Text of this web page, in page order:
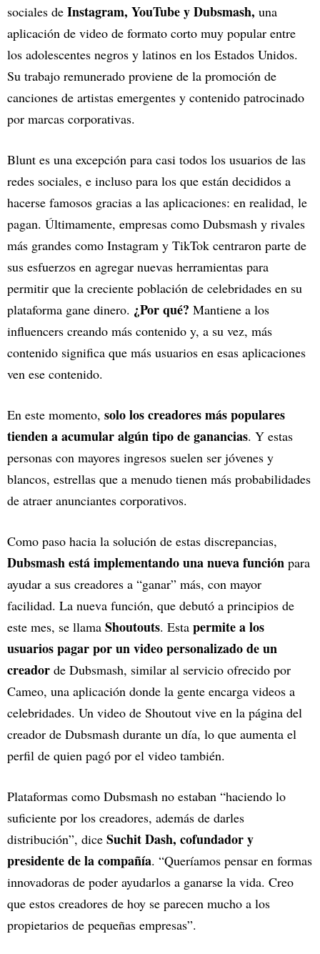
sociales de Instagram, YouTube y Dubsmash, una
aplicación de video de formato corto muy popular entre
los adolescentes negros y latinos en los Estados Unidos.
Su trabajo remunerado proviene de la promoción de
canciones de artistas emergentes y contenido patrocinado
por marcas corporativas.
Blunt es una excepción para casi todos los usuarios de las
redes sociales, e incluso para los que están decididos a
hacerse famosos gracias a las aplicaciones: en realidad, le
pagan. Últimamente, empresas como Dubsmash y rivales
más grandes como Instagram y TikTok centraron parte de
sus esfuerzos en agregar nuevas herramientas para
permitir que la creciente población de celebridades en su
plataforma gane dinero. ¿Por qué? Mantiene a los
influencers creando más contenido y, a su vez, más
contenido significa que más usuarios en esas aplicaciones
ven ese contenido.
En este momento, solo los creadores más populares
tienden a acumular algún tipo de ganancias. Y estas
personas con mayores ingresos suelen ser jóvenes y
blancos, estrellas que a menudo tienen más probabilidades
de atraer anunciantes corporativos.
Como paso hacia la solución de estas discrepancias,
Dubsmash está implementando una nueva función para
ayudar a sus creadores a “ganar” más, con mayor
facilidad. La nueva función, que debutó a principios de
este mes, se llama Shoutouts. Esta permite a los
usuarios pagar por un video personalizado de un
creador de Dubsmash, similar al servicio ofrecido por
Cameo, una aplicación donde la gente encarga videos a
celebridades. Un video de Shoutout vive en la página del
creador de Dubsmash durante un día, lo que aumenta el
perfil de quien pagó por el video también.
Plataformas como Dubsmash no estaban “haciendo lo
suficiente por los creadores, además de darles
distribución”, dice Suchit Dash, cofundador y
presidente de la compañía. “Queríamos pensar en formas
innovadoras de poder ayudarlos a ganarse la vida. Creo
que estos creadores de hoy se parecen mucho a los
propietarios de pequeñas empresas”.